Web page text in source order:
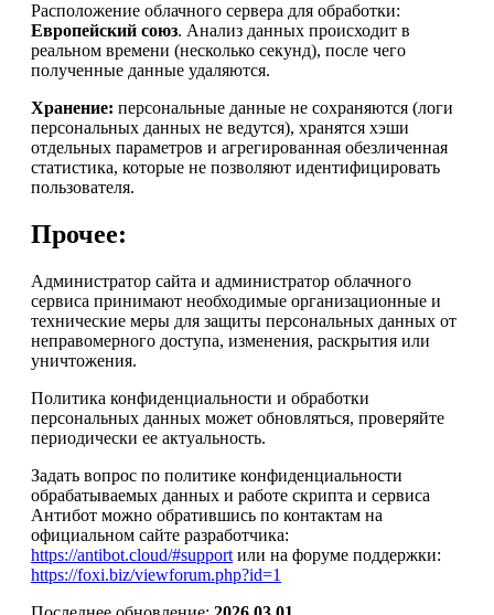
Расположение облачного сервера для обработки:
Европейский союз. Анализ данных происходит в
реальном времени (несколько секунд), после чего
полученные данные удаляются.
Хранение: персональные данные не сохраняются (логи
персональных данных не ведутся), хранятся хэши
отдельных параметров и агрегированная обезличенная
статистика, которые не позволяют идентифицировать
пользователя.
Прочее:
Администратор сайта и администратор облачного
сервиса принимают необходимые организационные и
технические меры для защиты персональных данных от
неправомерного доступа, изменения, раскрытия или
уничтожения.
Политика конфиденциальности и обработки
персональных данных может обновляться, проверяйте
периодически ее актуальность.
Задать вопрос по политике конфиденциальности
обрабатываемых данных и работе скрипта и сервиса
Антибот можно обратившись по контактам на
официальном сайте разработчика:
https://antibot.cloud/#support или на форуме поддержки:
https://foxi.biz/viewforum.php?id=1